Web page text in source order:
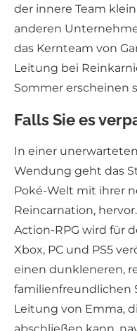
der innere Team
anderen
das Kernteam von
Leitung bei
Sommer erscheinen
Falls Sie es
In einer
Wendung geht das
Poké-Welt mit ihrer
Reincarnation,
Action-RPG wird für
Xbox, PC und PS5
einen dunkleneren,
familienfreundlichen
Leitung von Emma,
abschließen kann,